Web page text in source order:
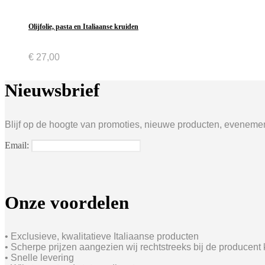
Olijfolie, pasta en Italiaanse kruiden
€ 27,00
Nieuwsbrief
Blijf op de hoogte van promoties, nieuwe producten,
Email:
Onze voordelen
• Exclusieve, kwalitatieve Italiaanse producten
• Scherpe prijzen aangezien wij rechtstreeks bij de producent
• Snelle levering